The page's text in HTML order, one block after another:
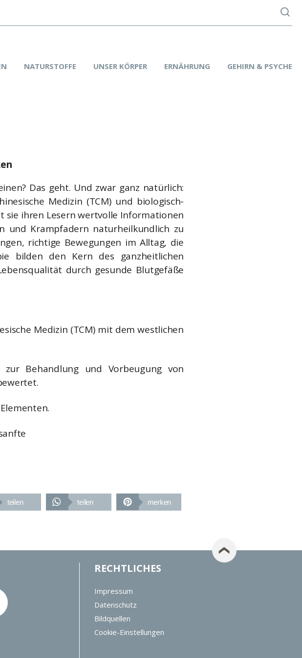
NATURSTOFFE UNSER KÖRPER ERNÄHRUNG GEHIRN & PSYCHE
Das geht. Und zwar ganz natürlich:
Medizin (TCM) und biologisch-
sie ihren Lesern wertvolle Informationen
und Krampfadern naturheilkundlich zu
richtige Bewegungen im Alltag, die
bilden den Kern des ganzheitlichen
durch gesunde Blutgefäße
Medizin (TCM) mit dem westlichen
zur Behandlung und Vorbeugung von
teilen teilen merken
RECHTLICHES
Impressum
Datenschutz
Bildquellen
Cookie-Einstellungen